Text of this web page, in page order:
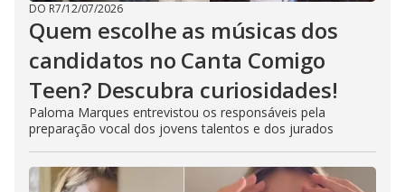
DO R7/12/07/2026
Quem escolhe as músicas dos
candidatos no Canta Comigo
Teen? Descubra curiosidades!
Paloma Marques entrevistou os responsáveis pela
preparação vocal dos jovens talentos e dos jurados